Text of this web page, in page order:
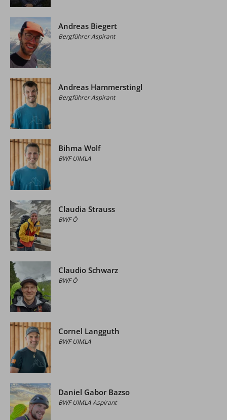
Andreas Biegert
Bergführer Aspirant
Andreas Hammerstingl
Bergführer Aspirant
Bihma Wolf
BWF UIMLA
Claudia Strauss
BWF Ö
Claudio Schwarz
BWF Ö
Cornel Langguth
BWF UIMLA
Daniel Gabor Bazso
BWF UIMLA Aspirant